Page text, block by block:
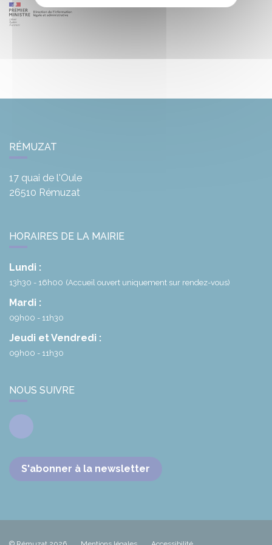
RÉMUZAT
17 quai de l'Oule
26510 Rémuzat
HORAIRES DE LA MAIRIE
Lundi :
13h30 - 16h00 (Accueil ouvert uniquement sur rendez-vous)
Mardi :
09h00 - 11h30
Jeudi et Vendredi :
09h00 - 11h30
NOUS SUIVRE
Facebook
S'abonner à la newsletter